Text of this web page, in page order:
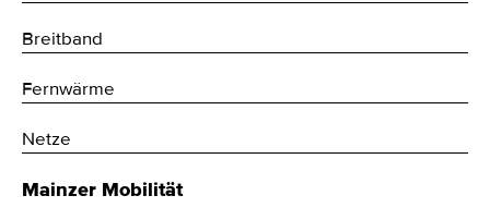
Breitband
Fernwärme
Netze
Mainzer Mobilität